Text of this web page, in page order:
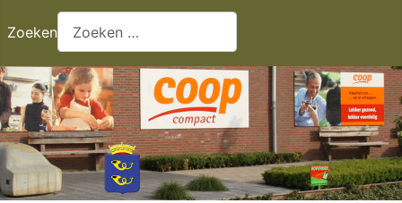
Zoeken